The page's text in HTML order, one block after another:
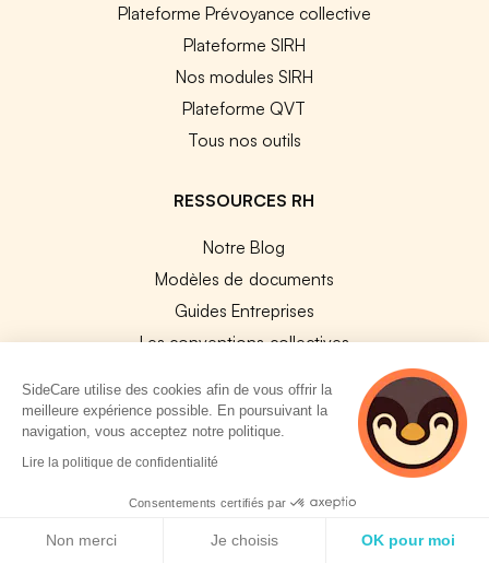
Plateforme Prévoyance collective
Plateforme SIRH
Nos modules SIRH
Plateforme QVT
Tous nos outils
RESSOURCES RH
Notre Blog
Modèles de documents
Guides Entreprises
Les conventions collectives
Base des métiers
Les assureurs partenaires
Le PMSS par année
Bureaux CPAM
Les codes CCAM
SideCare utilise des cookies afin de vous offrir la
meilleure expérience possible. En poursuivant la
navigation, vous acceptez notre politique.
Lire la politique de confidentialité
Consentements certifiés par
Non merci Je choisis OK pour moi